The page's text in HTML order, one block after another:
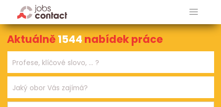
Aktuálně1544 nabídek práce